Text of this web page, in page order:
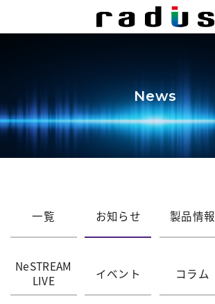
News
一覧 お知らせ 製品情報
NeSTREAM
LIVE
イベント コラム